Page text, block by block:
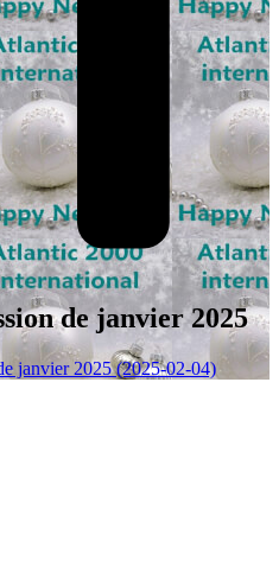
de janvier 2025
janvier 2025 (2025-02-04)